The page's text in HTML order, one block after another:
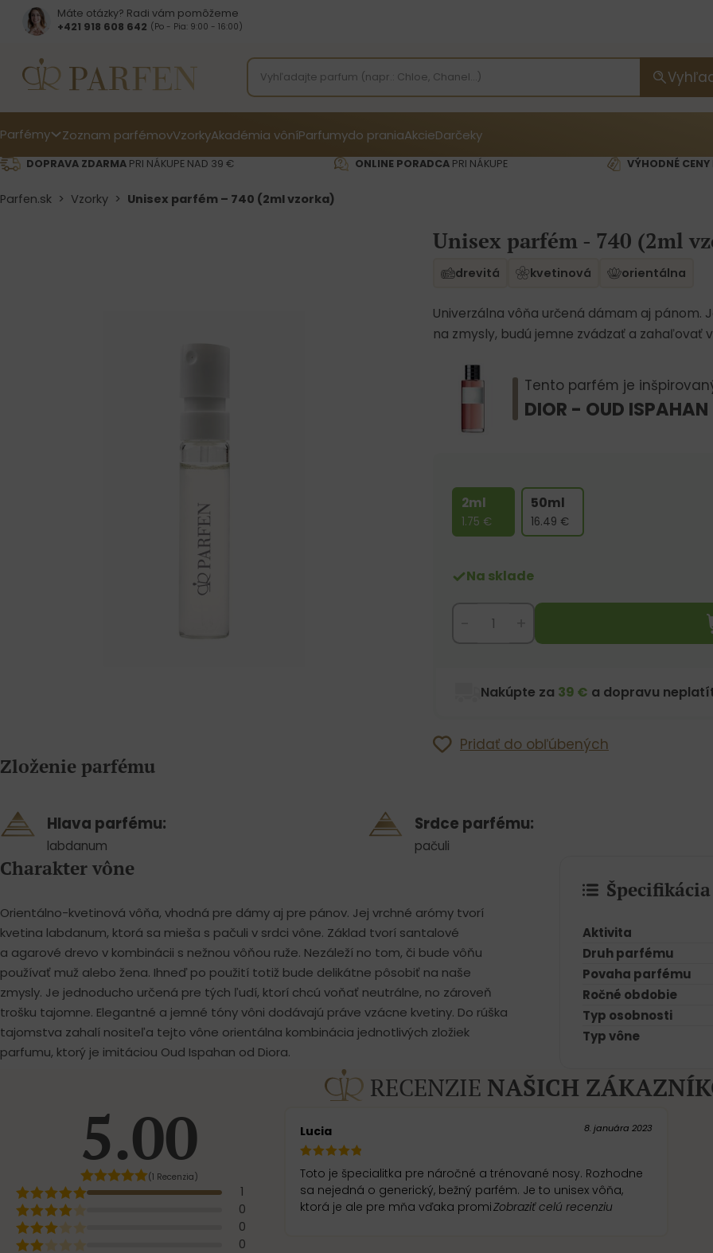
Máte otázky? Radi vám pomôžeme
+421 918 608 642‬ (Po - Pia: 9:00 - 16:00)
Parfémy Zoznam parfémovVzorkyAkadémia vôníParfumydo praniaAkcieDarčeky
DOPRAVA ZDARMA PRI NÁKUPE NAD 39 € ONLINE PORADCAPRI NÁKUPE VÝHODNÉ CENY
Parfen.sk > Vzorky > Unisex parfém – 740 (2ml vzorka)
Unisex parfém - 740 (2ml
drevitá kvetinová orientálna
Univerzálna vôňa určená dámam aj
na zmysly, budú jemne zvádzať a zahaľovať
Tento parfém je
DIOR - OUD ISPAHAN
2ml
1.75 €
50ml
16.49 €
Na sklade
Nakúpte za 39 € a dopravu
Pridať do obľúbených
Zloženie parfému
Hlava parfému:
labdanum
Srdce parfému:
pačuli
Charakter vône
Orientálno-kvetinová vôňa, vhodná pre dámy aj pre pánov. Jej vrchné arómy tvorí
kvetina labdanum, ktorá sa mieša s pačuli v srdci vône. Základ tvorí santalové
a agarové drevo v kombinácii s nežnou vôňou ruže. Nezáleží no tom, či bude vôňu
používať muž alebo žena. Ihneď po použití totiž bude delikátne pôsobiť na naše
zmysly. Je jednoducho určená pre tých ľudí, ktorí chcú voňať neutrálne, no zároveň
trošku tajomne. Elegantné a jemné tóny vôni dodávajú práve vzácne kvetiny. Do rúška
tajomstva zahalí nositeľa tejto vône orientálna kombinácia jednotlivých zložiek
parfumu, ktorý je imitáciou Oud Ispahan od Diora.
Aktivita
Druh parfému
Povaha parfému
Ročné obdobie
Typ osobnosti
Typ vône
RECENZIE NAŠICH
5.00
(1 Recenzia)
1
0
0
0
Lucia 8. januára 2023
Toto je špecialitka pre náročné a trénované nosy. Rozhodne
sa nejedná o generický, bežný parfém. Je to unisex vôňa,
ktorá je ale pre mňa vďaka promiZobraziť celú recenziu